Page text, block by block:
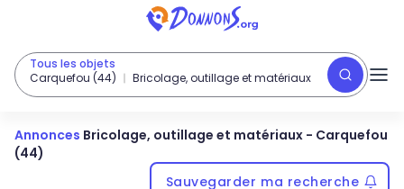
Tous les objets
Carquefou (44)
Bricolage, outillage et matériaux
Annonces Bricolage, outillage et matériaux - Carquefou
(44)
Sauvegarder ma recherche